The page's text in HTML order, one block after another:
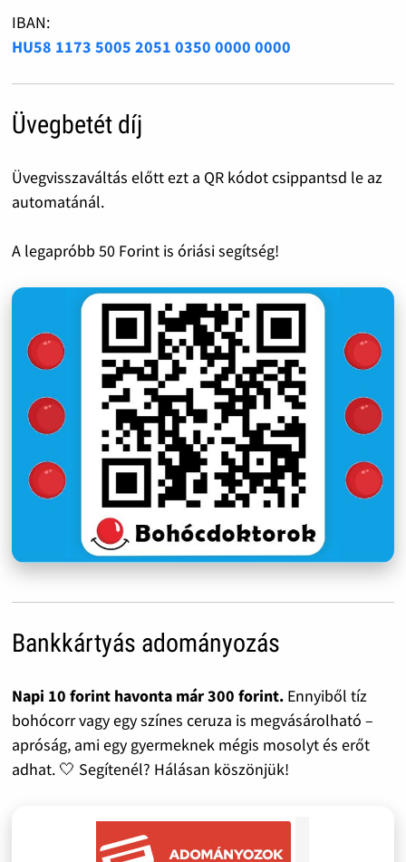
IBAN:
HU58 1173 5005 2051 0350 0000 0000
Üvegbetét díj
Üvegvisszaváltás előtt ezt a QR kódot csippantsd le az
automatánál.
A legapróbb 50 Forint is óriási segítség!
Bankkártyás adományozás
Napi 10 forint havonta már 300 forint.Ennyiből tíz
bohócorr vagy egy színes ceruza is megvásárolható –
apróság, ami egy gyermeknek mégis mosolyt és erőt
adhat. 🤍 Segítenél? Hálásan köszönjük!